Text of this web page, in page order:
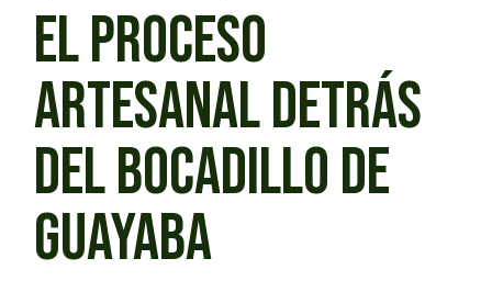
EL PROCESO
ARTESANAL DETRÁS
DEL BOCADILLO DE
GUAYABA